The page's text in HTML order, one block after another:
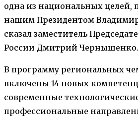
одна из национальных целей,
нашим Президентом
сказал заместитель
России Дмитрий Чернышенко.
В программу региональных
включены 14 новых
современные
профессиональные